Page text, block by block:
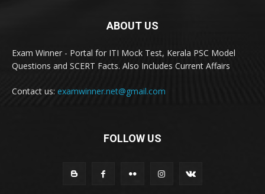
ABOUT US
Exam Winner - Portal for ITI Mock Test, Kerala PSC Model
Questions and SCERT Facts. Also Includes Current Affairs
Contact us: examwinner.net@gmail.com
FOLLOW US